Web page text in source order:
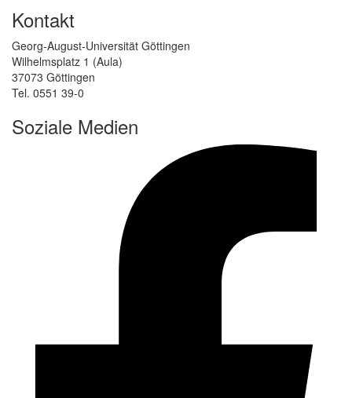
Kontakt
Georg-August-Universität Göttingen
Wilhelmsplatz 1 (Aula)
37073 Göttingen
Tel. 0551 39-0
Soziale Medien